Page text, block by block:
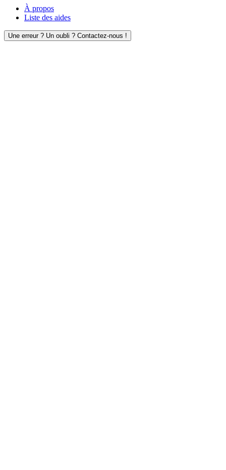
À propos
Liste des aides
Une erreur ? Un oubli ? Contactez-nous !